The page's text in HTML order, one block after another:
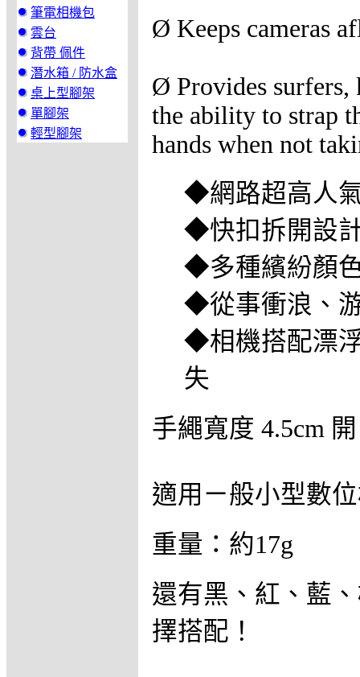
筆電相機包
雲台
背帶 佩件
潛水箱 / 防水盒
桌上型腳架
單腳架
輕型腳架
Ø Keeps cameras
Ø Provides surfers,
the ability to strap
hands when not
◆網路超高人
◆快扣拆開設
◆多種繽紛顏
◆從事衝浪、
◆相機搭配漂
失
手繩寬度 4.5cm
適用ㄧ般小型數
重量：約17g
還有黑、紅、藍
擇搭配！